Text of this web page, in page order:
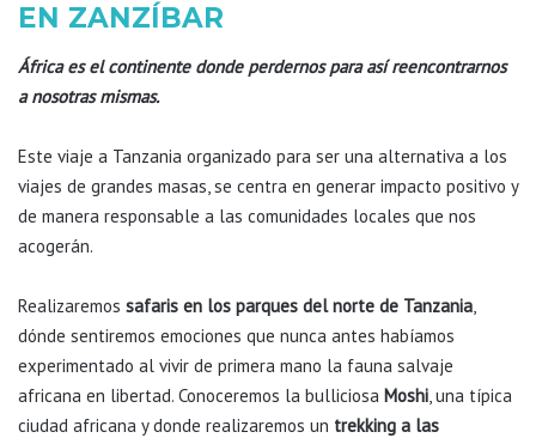
EN ZANZÍBAR
África es el continente donde perdernos para así reencontrarnos
a nosotras mismas.
Este viaje a Tanzania organizado para ser una alternativa a los
viajes de grandes masas, se centra en generar impacto positivo y
de manera responsable a las comunidades locales que nos
acogerán.
Realizaremos safaris en los parques del norte de Tanzania
dónde sentiremos emociones que nunca antes habíamos
experimentado al vivir de primera mano la fauna salvaje
africana en libertad. Conoceremos la bulliciosa Moshi , una típica
ciudad africana y donde realizaremos un trekking a las